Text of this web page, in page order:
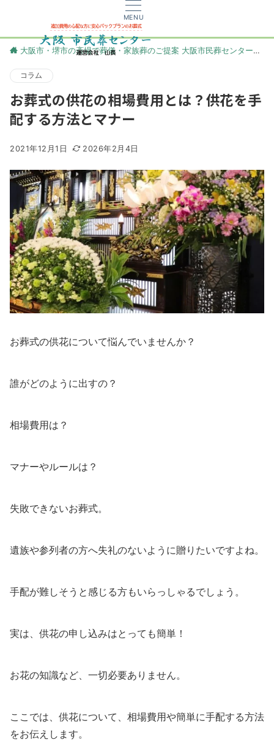
MENU
大阪市・堺市の斎場で葬儀・家族葬のご提案 大阪市民葬センター
コラム
お葬式の供花の相場費用とは？供花を手
配する方法とマナー
2021年12月1日 2026年2月4日
お葬式の供花について悩んでいませんか？
誰がどのように出すの？
相場費用は？
マナーやルールは？
失敗できないお葬式。
遺族や参列者の方へ失礼のないように贈りたいですよね。
手配が難しそうと感じる方もいらっしゃるでしょう。
実は、供花の申し込みはとっても簡単！
お花の知識など、一切必要ありません。
ここでは、供花について、相場費用や簡単に手配する方法
をお伝えします。